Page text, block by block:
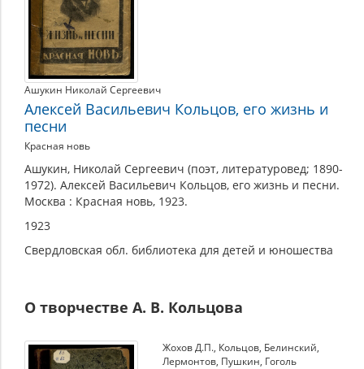
Ашукин Николай Сергеевич
Алексей Васильевич Кольцов, его жизнь и
песни
Красная новь
Ашукин, Николай Сергеевич (поэт, литературовед; 1890-
1972). Алексей Васильевич Кольцов, его жизнь и песни.
Москва : Красная новь, 1923.
1923
Свердловская обл. библиотека для детей и юношества
О творчестве А. В. Кольцова
Жохов Д.П., Кольцов, Белинский,
Лермонтов, Пушкин, Гоголь